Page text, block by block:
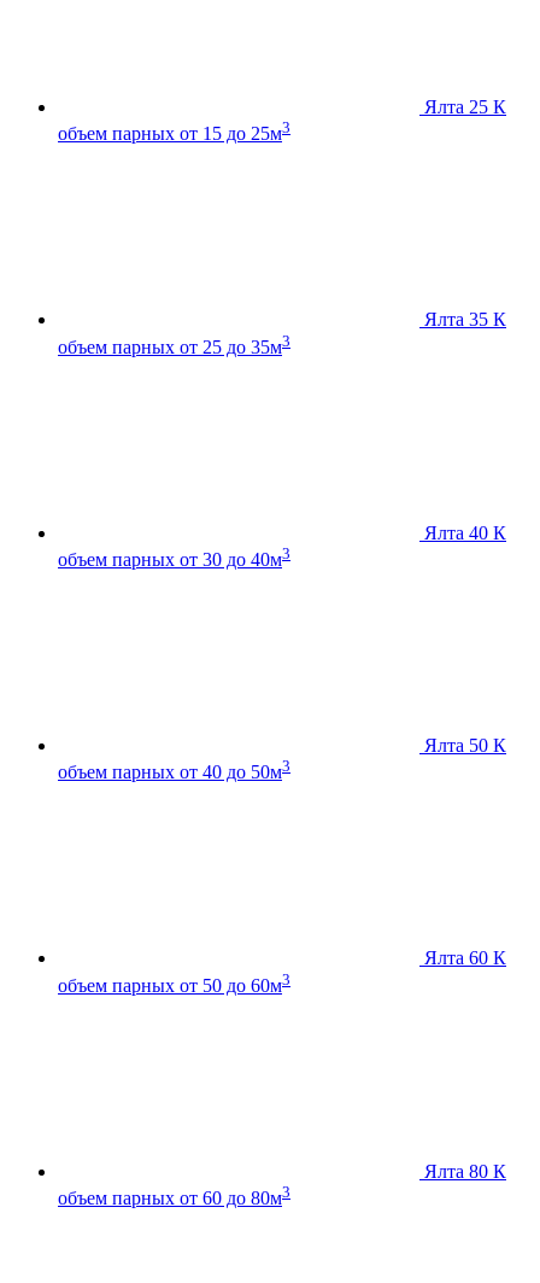
Ялта 25 К
объем парных от 15 до 25м3
Ялта 35 К
объем парных от 25 до 35м3
Ялта 40 К
объем парных от 30 до 40м3
Ялта 50 К
объем парных от 40 до 50м3
Ялта 60 К
объем парных от 50 до 60м3
Ялта 80 К
объем парных от 60 до 80м3